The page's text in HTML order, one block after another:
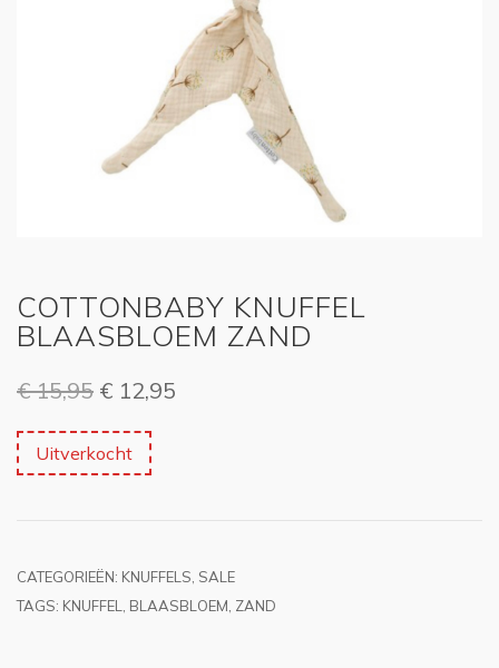
COTTONBABY KNUFFEL
BLAASBLOEM ZAND
€15,95 Oorspronkelijke
prijs
was:
€ 12,95
Uitverkocht
CATEGORIEËN: KNUFFELS SALE
TAGS: KNUFFEL BLAASBLOEM ZAND